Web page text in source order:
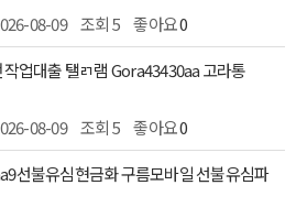
08-09 조회 5 좋아요0
08-09 조회 5 좋아요0